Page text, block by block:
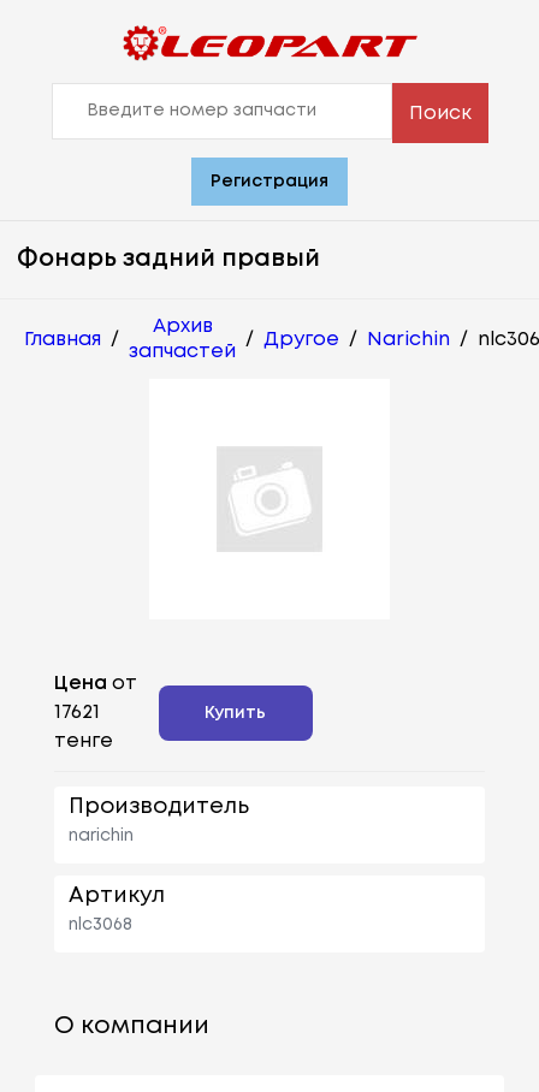
Поиск
Регистрация
Фонарь задний правый
Главная /
Архив
запчастей
/ Другое / Narichin /
Цена от
17621
тенге
Купить
Производитель
narichin
Артикул
nlc3068
О компании